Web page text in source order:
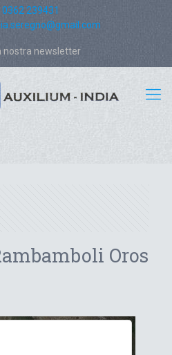
0362 239431
nostra newsletter
Oros